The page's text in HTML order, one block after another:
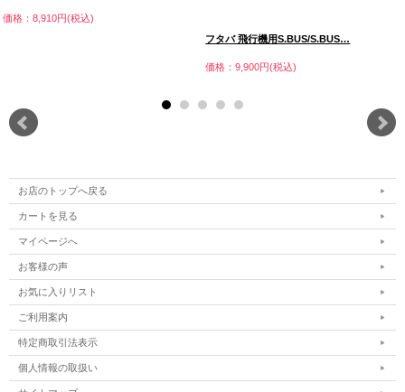
価格：8,910円(税込)
フタバ 飛行機用S.BUS/S.BUS…
価格：9,900円(税込)
お店のトップへ戻る
カートを見る
マイページへ
お客様の声
お気に入りリスト
ご利用案内
特定商取引法表示
個人情報の取扱い